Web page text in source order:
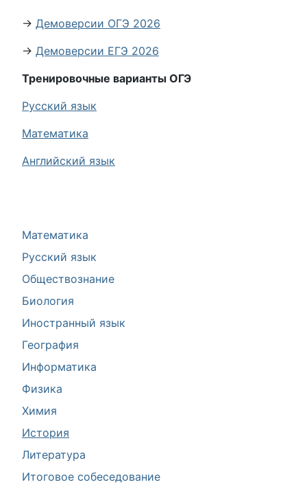
Математика
Русский язык
Обществознание
Биология
Иностранный язык
География
Информатика
Физика
Химия
История
Литература
Итоговое собеседование
→ Демоверсии ОГЭ 2026
→ Демоверсии ЕГЭ 2026
Тренировочные варианты ОГЭ
Русский язык
Математика
Английский язык